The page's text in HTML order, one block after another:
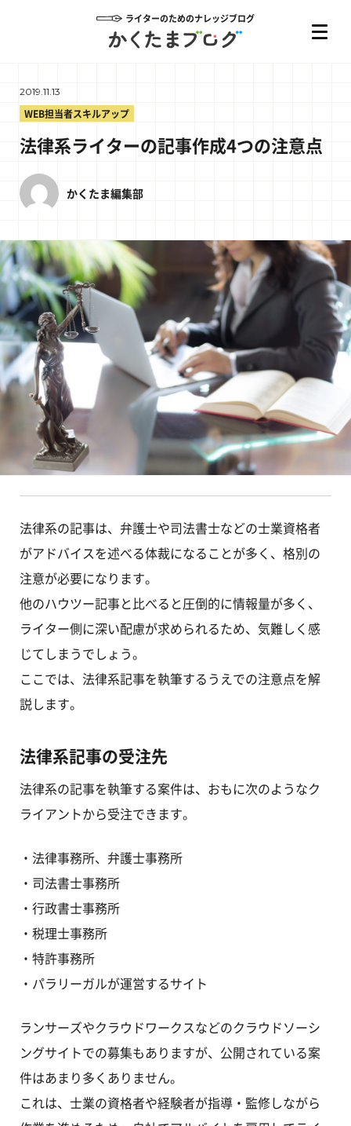
ライターのためのナレッジブログ
WEB担当者スキルアップ
2019.11.13
法律系ライターの記事作成4つの注意点
かくたま編集部
法律系の記事は、弁護士や司法書士などの士業資格者
がアドバイスを述べる体裁になることが多く、格別の
注意が必要になります。
他のハウツー記事と比べると圧倒的に情報量が多く、
ライター側に深い配慮が求められるため、気難しく感
じてしまうでしょう。
ここでは、法律系記事を執筆するうえでの注意点を解
説します。
法律系記事の受注先
法律系の記事を執筆する案件は、おもに次のようなク
ライアントから受注できます。
・法律事務所、弁護士事務所
・司法書士事務所
・行政書士事務所
・税理士事務所
・特許事務所
・パラリーガルが運営するサイト
ランサーズやクラウドワークスなどのクラウドソーシ
ングサイトでの募集もありますが、公開されている案
件はあまり多くありません。
これは、士業の資格者や経験者が指導・監修しながら